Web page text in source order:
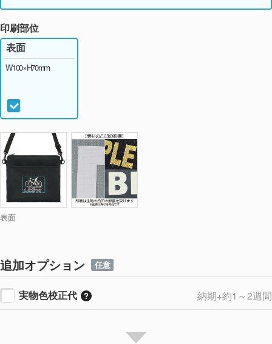
印刷部位
表面
表面
W100×H70mm
追加オプション 任意
実物色校正代 納期+約1～2週間